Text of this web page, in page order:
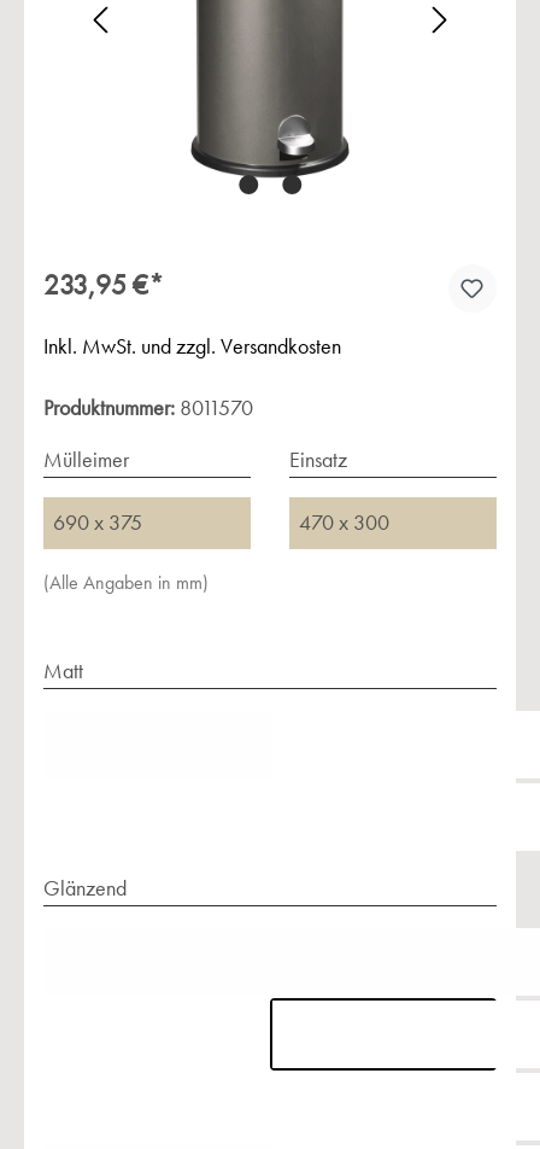
Bildergalerie überspringen
233,95 €*
Inkl. MwSt. und zzgl. Versandkosten
Produktnummer: 8011570
Mülleimer
690 x 375
Einsatz
470 x 300
(Alle Angaben in mm)
Matt
Glänzend